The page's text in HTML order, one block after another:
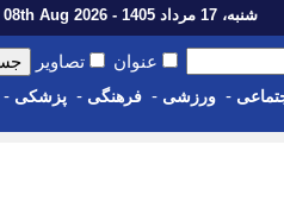
شنبه، 17 مرداد 1405 - Sat, 08th Aug 2026
عنوان تصاویر
- ورزشی - فرهنگی - پزشکی -